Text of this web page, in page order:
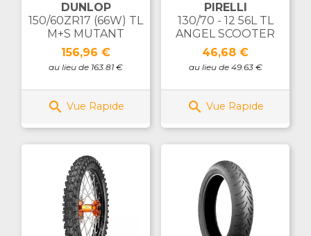
DUNLOP
150/60ZR17 (66W) TL
M+S MUTANT
Prix
156,96 €
au lieu de 163.81 €
 Vue Rapide
PIRELLI
130/70 - 12 56L TL
ANGEL SCOOTER
Prix
46,68 €
au lieu de 49.63 €
 Vue Rapide